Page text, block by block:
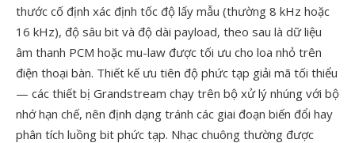
thước cố định xác định tốc độ lấy mẫu (thường 8 kHz hoặc
16 kHz), độ sâu bit và độ dài payload, theo sau là dữ liệu
âm thanh PCM hoặc mu-law được tối ưu cho loa nhỏ trên
điện thoại bàn. Thiết kế ưu tiên độ phức tạp giải mã tối thiểu
— các thiết bị Grandstream chạy trên bộ xử lý nhúng với bộ
nhớ hạn chế, nên định dạng tránh các giai đoạn biến đổi hay
phân tích luồng bit phức tạp. Nhạc chuông thường được